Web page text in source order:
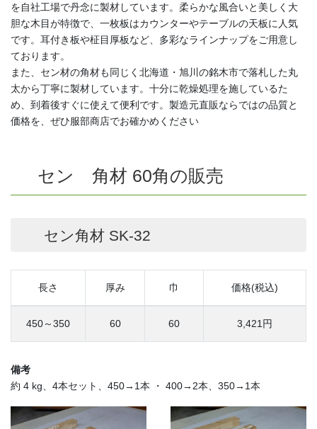
を自社工場で丹念に製材しています。柔らかな風合いと美しく大
胆な木目が特徴で、一枚板はカウンターやテーブルの天板に人気
です。耳付き板や柾目厚板など、多彩なラインナップをご用意し
ております。
また、セン材の角材も同じく北海道・旭川の銘木市で落札した丸
太から丁寧に製材しています。十分に乾燥処理を施しているた
め、到着後すぐに使えて便利です。製造元直販ならではの品質と
価格を、ぜひ服部商店でお確かめください
セン 角材 60角の販売
セン角材 SK-32
長さ 厚み 巾 価格(税込)
450～350 60 60 3,421円
備考
約 4 kg、4本セット、450→1本 ・ 400→2本、350→1本